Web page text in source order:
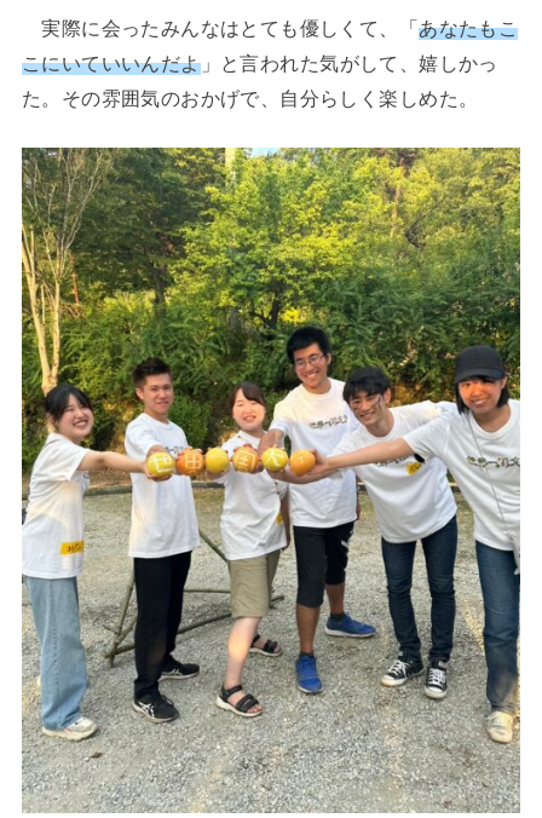
実際に会ったみんなはとても優しくて、「あなたもこ
こにいていいんだよ」と言われた気がして、嬉しかっ
た。その雰囲気のおかげで、自分らしく楽しめた。